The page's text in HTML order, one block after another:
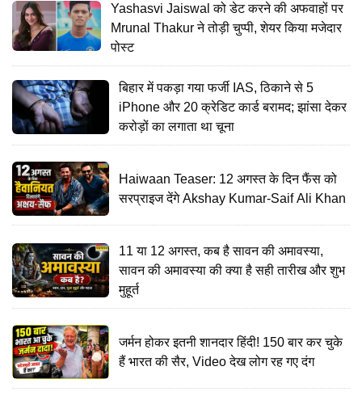
Yashasvi Jaiswal को डेट करने की अफवाहों पर
Mrunal Thakur ने तोड़ी चुप्पी, शेयर किया मजेदार
पोस्ट
बिहार में पकड़ा गया फर्जी IAS, ठिकाने से 5
iPhone और 20 क्रेडिट कार्ड बरामद; झांसा देकर
करोड़ों का लगाता था चूना
Haiwaan Teaser: 12 अगस्त के दिन फैंस को
सरप्राइज देंगे Akshay Kumar-Saif Ali Khan
11 या 12 अगस्त, कब है सावन की अमावस्या,
सावन की अमावस्या की क्या है सही तारीख और शुभ
मुहूर्त
जर्मन होकर इतनी शानदार हिंदी! 150 बार कर चुके
हैं भारत की सैर, Video देख लोग रह गए दंग